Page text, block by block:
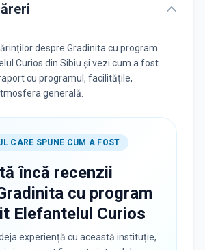
despre Gradinita cu program
Curios din Sibiu și vezi cum a fost
cu programul, facilitățile,
generală.
CARE SPUNE CUM A FOST
încă recenzii
cu program
Elefantelul Curios
experiență cu această instituție,